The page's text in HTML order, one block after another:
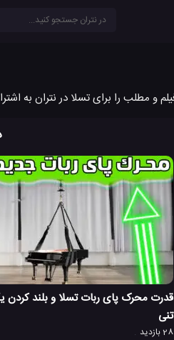
قدرت محرک پای ربات تسلا و بلند کردن
تنی
28 بازدید